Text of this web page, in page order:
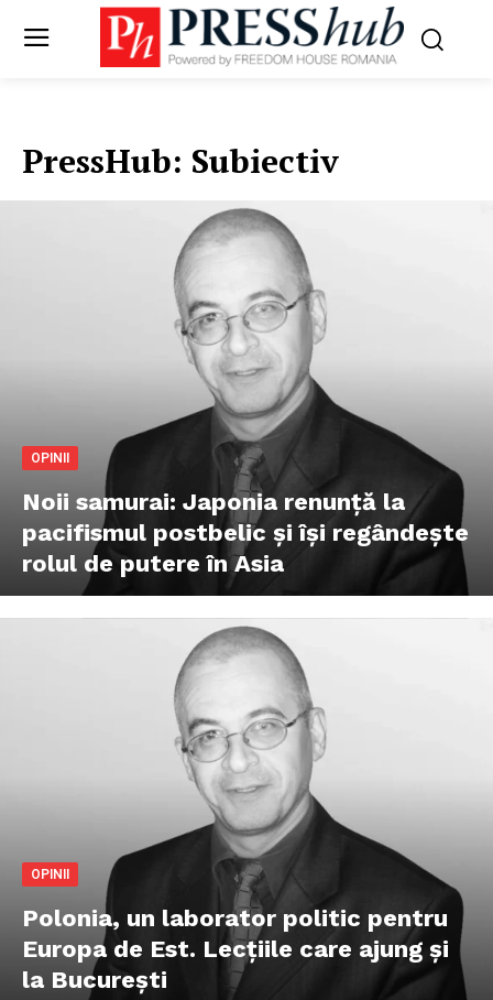
PressHub: Subiectiv
OPINII
Noii samurai: Japonia renunță la
pacifismul postbelic și își regândește
rolul de putere în Asia
OPINII
Polonia, un laborator politic pentru
Europa de Est. Lecțiile care ajung și
la București